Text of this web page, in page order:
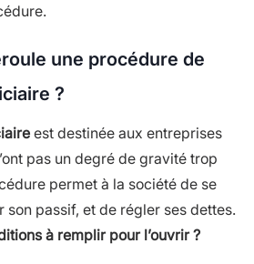
une procédure de
?
est destinée aux entreprises
pas un degré de gravité trop
permet à la société de se
son passif, et de régler ses dettes.
à remplir pour l’ouvrir ?